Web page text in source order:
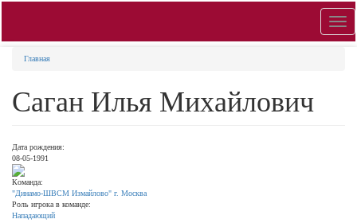
Главная
Саган Илья Михайлович
Дата рождения:
08-05-1991
Команда:
"Динамо-ШВСМ Измайлово" г. Москва
Роль игрока в команде:
Нападающий